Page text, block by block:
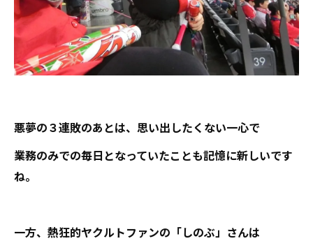
悪夢の３連敗のあとは、思い出したくない一心で
業務のみでの毎日となっていたことも記憶に新しいです
ね。
一方、熱狂的ヤクルトファンの「しのぶ」さんは